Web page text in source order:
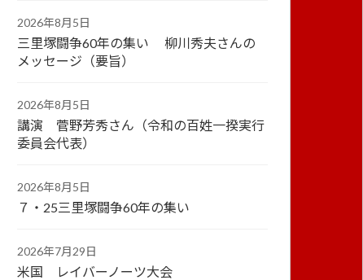
2026年8月5日
三里塚闘争60年の集い 柳川秀夫さんの
メッセージ（要旨）
2026年8月5日
講演 菅野芳秀さん（令和の百姓一揆実行
委員会代表）
2026年8月5日
７・25三里塚闘争60年の集い
2026年7月29日
米国 レイバーノーツ大会